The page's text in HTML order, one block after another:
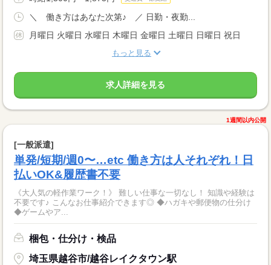
＼ 働き方はあなた次第♪ ／ 日勤・夜勤...
月曜日 火曜日 水曜日 木曜日 金曜日 土曜日 日曜日 祝日
もっと見る
求人詳細を見る
1週間以内公開
[一般派遣]
単発/短期/週0〜…etc 働き方は人それぞれ！日
払いOK&履歴書不要
《大人気の軽作業ワーク！》 難しい仕事な一切なし！ 知識や経験は
不要です♪ こんなお仕事紹介できます◎ ◆ハガキや郵便物の仕分け
◆ゲームやア...
梱包・仕分け・検品
埼玉県越谷市/越谷レイクタウン駅